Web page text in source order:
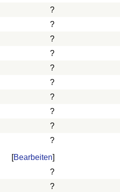
?
?
?
?
?
?
?
?
?
?
[Bearbeiten]
?
?